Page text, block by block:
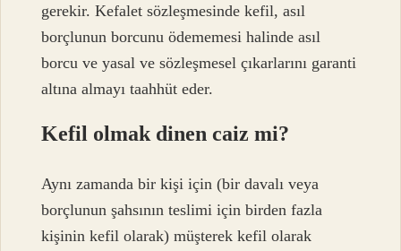
gerekir. Kefalet sözleşmesinde kefil, asıl
borçlunun borcunu ödememesi halinde asıl
borcu ve yasal ve sözleşmesel çıkarlarını garanti
altına almayı taahhüt eder.
Kefil olmak dinen caiz mi?
Aynı zamanda bir kişi için (bir davalı veya
borçlunun şahsının teslimi için birden fazla
kişinin kefil olarak) müşterek kefil olarak